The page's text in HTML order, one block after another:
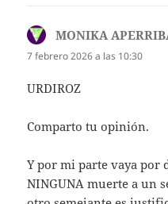
MONIKA
7 febrero 2026 a las 10:30
URDIROZ
Comparto tu opinión.
Y por mi parte vaya por
NINGUNA muerte a un